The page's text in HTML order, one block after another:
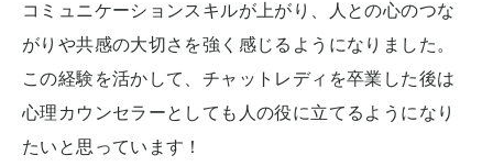
コミュニケーションスキルが上がり、人との心のつな
がりや共感の大切さを強く感じるようになりました。
この経験を活かして、チャットレディを卒業した後は
心理カウンセラーとしても人の役に立てるようになり
たいと思っています！